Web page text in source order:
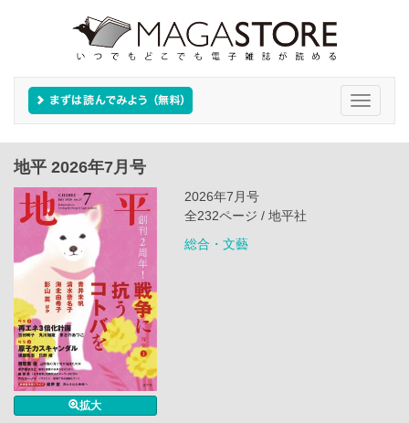
Toggle
地平 2026年7月号
拡大
2026年7月号
全232ページ / 地平社
総合・文藝